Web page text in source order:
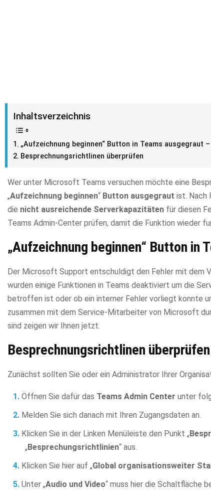
Inhaltsverzeichnis
„Aufzeichnung beginnen“ Button in Teams ausgegraut
Besprechnungsrichtlinen überprüfen
Wer unter Microsoft Teams versuchen möchte eine
„Aufzeichnung beginnen“ Button ausgegraut ist. Nach
die nicht ausreichende Serverkapazitäten für diesen
Teams Admin-Center prüfen, damit die Funktion wieder
„Aufzeichnung beginnen“ Button in
Der Microsoft Support entschuldigt den Fehler mit dem
wurden einige Funktionen in Teams deaktiviert um die
betroffen ist oder ob ein interner Fehler vorliegt konnte
zusammen mit dem Service-Mitarbeiter von Microsoft
sind zeigen wir Ihnen jetzt.
Besprechnungsrichtlinen überprüfen
Zunächst sollten Sie oder ein Administrator Ihrer
Öffnen Sie dafür das Teams Admin Center unter
Melden Sie sich danach mit Ihren Zugangsdaten an.
Klicken Sie in der Linken Menüleiste den Punkt „
„Besprechungsrichtlinien“ aus.
Klicken Sie hier auf „Global organisationsweiter
Unter „Audio und Video“ muss hier die Schaltfläche